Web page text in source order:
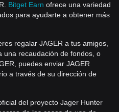
Bitget Earn ofrece una variedad
para ayudarte a obtener más
regalar JAGER a tus amigos,
una recaudación de fondos, o
puedes enviar JAGER
a través de su dirección de
del proyecto Jager Hunter